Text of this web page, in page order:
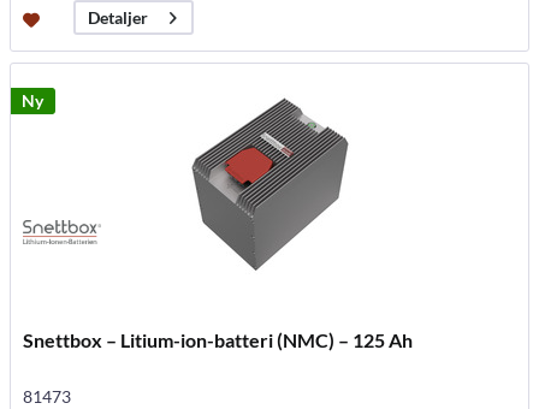
Detaljer
Ny
Snettbox – Litium-ion-batteri (NMC) – 125 Ah
81473